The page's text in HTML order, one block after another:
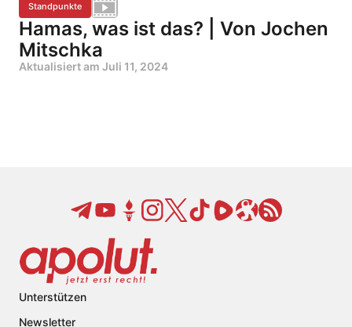
Standpunkte
Hamas, was ist das? | Von Jochen
Mitschka
Aktualisiert am Juli 11, 2024
Unterstützen
Newsletter